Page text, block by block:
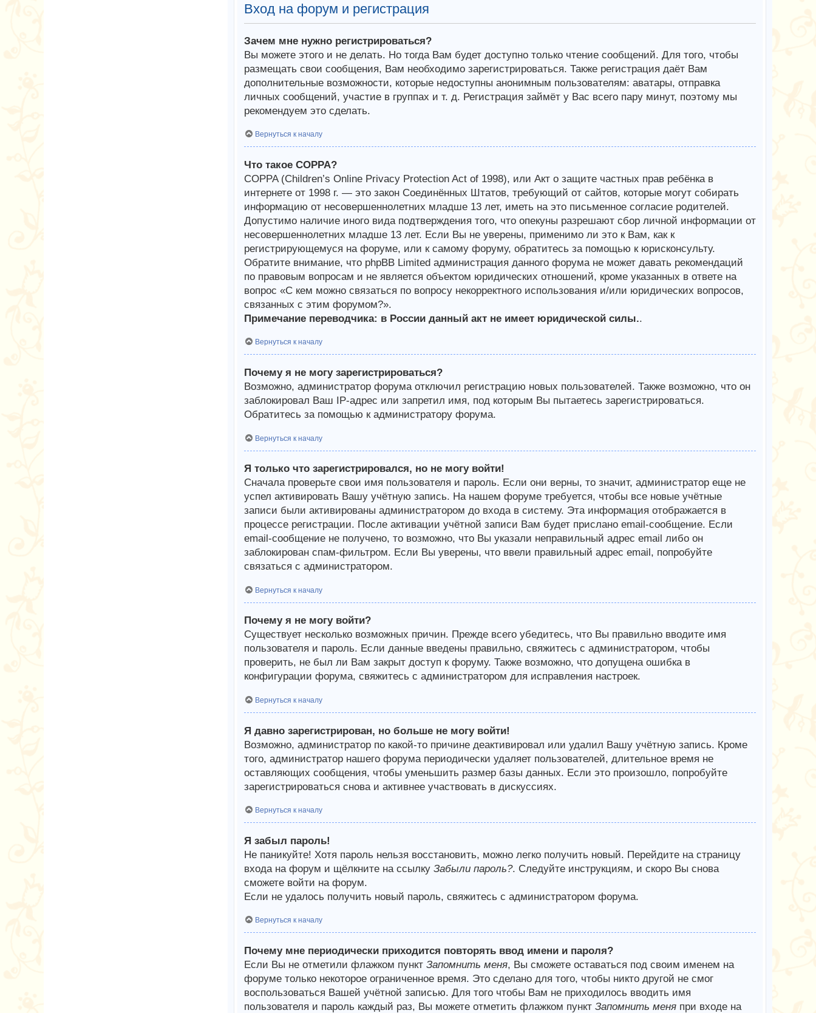
Вход на форум и регистрация
Зачем мне нужно регистрироваться?
Вы можете этого и не делать. Но тогда Вам будет доступно только чтение сообщений. Для того, чтобы
размещать свои сообщения, Вам необходимо зарегистрироваться. Также регистрация даёт Вам
дополнительные возможности, которые недоступны анонимным пользователям: аватары, отправка
личных сообщений, участие в группах и т. д. Регистрация займёт у Вас всего пару минут, поэтому мы
рекомендуем это сделать.
Вернуться к началу
Что такое COPPA?
COPPA (Children’s Online Privacy Protection Act of 1998), или Акт о защите частных прав ребёнка в
интернете от 1998 г. — это закон Соединённых Штатов, требующий от сайтов, которые могут собирать
информацию от несовершеннолетних младше 13 лет, иметь на это письменное согласие родителей.
Допустимо наличие иного вида подтверждения того, что опекуны разрешают сбор личной информации от
несовершеннолетних младше 13 лет. Если Вы не уверены, применимо ли это к Вам, как к
регистрирующемуся на форуме, или к самому форуму, обратитесь за помощью к юрисконсульту.
Обратите внимание, что phpBB Limited администрация данного форума не может давать рекомендаций
по правовым вопросам и не является объектом юридических отношений, кроме указанных в ответе на
вопрос «С кем можно связаться по вопросу некорректного использования и/или юридических вопросов,
связанных с этим форумом?».
Примечание переводчика: в России данный акт не имеет юридической силы..
Вернуться к началу
Почему я не могу зарегистрироваться?
Возможно, администратор форума отключил регистрацию новых пользователей. Также возможно, что он
заблокировал Ваш IP-адрес или запретил имя, под которым Вы пытаетесь зарегистрироваться.
Обратитесь за помощью к администратору форума.
Вернуться к началу
Я только что зарегистрировался, но не могу войти!
Сначала проверьте свои имя пользователя и пароль. Если они верны, то значит, администратор еще не
успел активировать Вашу учётную запись. На нашем форуме требуется, чтобы все новые учётные
записи были активированы администратором до входа в систему. Эта информация отображается в
процессе регистрации. После активации учётной записи Вам будет прислано email-сообщение. Если
email-сообщение не получено, то возможно, что Вы указали неправильный адрес email либо он
заблокирован спам-фильтром. Если Вы уверены, что ввели правильный адрес email, попробуйте
связаться с администратором.
Вернуться к началу
Почему я не могу войти?
Существует несколько возможных причин. Прежде всего убедитесь, что Вы правильно вводите имя
пользователя и пароль. Если данные введены правильно, свяжитесь с администратором, чтобы
проверить, не был ли Вам закрыт доступ к форуму. Также возможно, что допущена ошибка в
конфигурации форума, свяжитесь с администратором для исправления настроек.
Вернуться к началу
Я давно зарегистрирован, но больше не могу войти!
Возможно, администратор по какой-то причине деактивировал или удалил Вашу учётную запись. Кроме
того, администратор нашего форума периодически удаляет пользователей, длительное время не
оставляющих сообщения, чтобы уменьшить размер базы данных. Если это произошло, попробуйте
зарегистрироваться снова и активнее участвовать в дискуссиях.
Вернуться к началу
Я забыл пароль!
Не паникуйте! Хотя пароль нельзя восстановить, можно легко получить новый. Перейдите на страницу
входа на форум и щёлкните на ссылку Забыли пароль?. Следуйте инструкциям, и скоро Вы снова
сможете войти на форум.
Если не удалось получить новый пароль, свяжитесь с администратором форума.
Вернуться к началу
Почему мне периодически приходится повторять ввод имени и пароля?
Если Вы не отметили флажком пункт Запомнить меня, Вы сможете оставаться под своим именем на
форуме только некоторое ограниченное время. Это сделано для того, чтобы никто другой не смог
воспользоваться Вашей учётной записью. Для того чтобы Вам не приходилось вводить имя
пользователя и пароль каждый раз, Вы можете отметить флажком пункт Запомнить меняпри входе на